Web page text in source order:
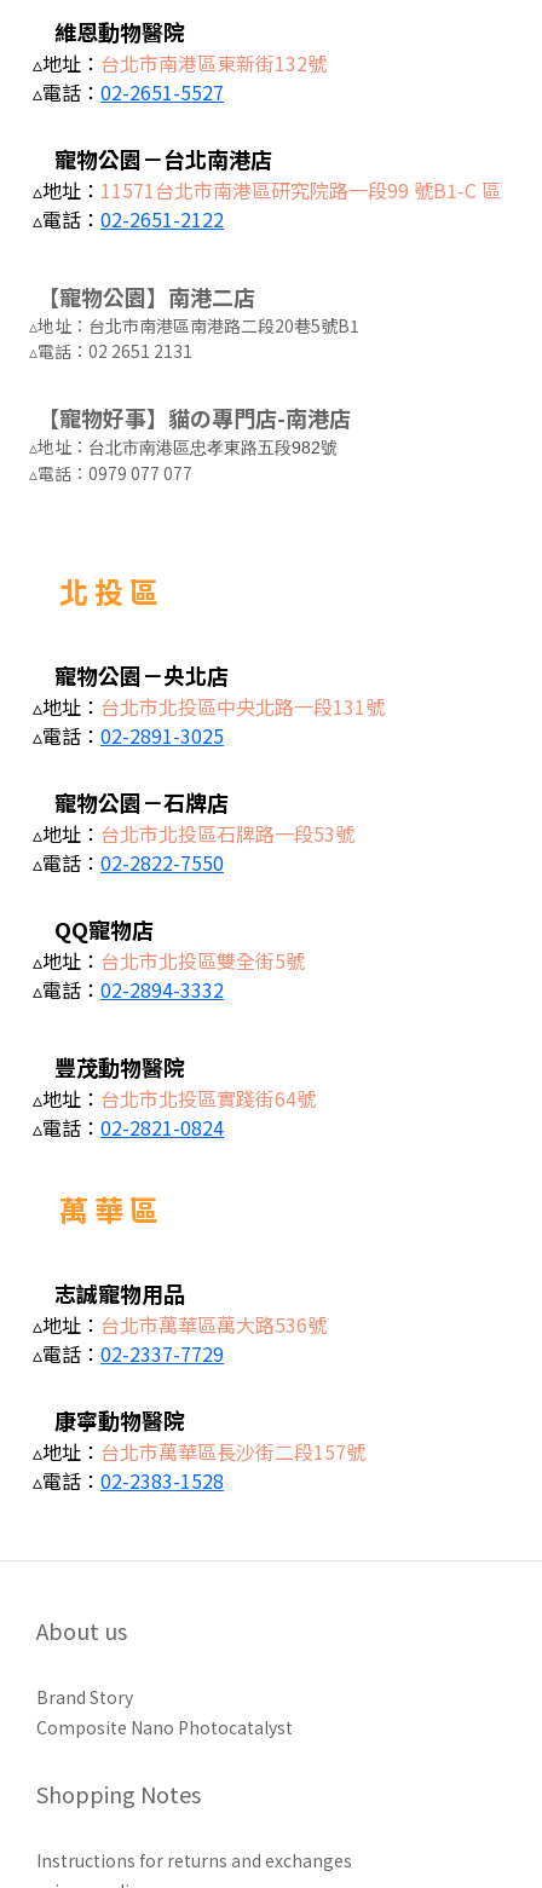
維恩動物醫院
▵地址： 台北市南港區東新街132號
▵電話： 02-2651-5527
寵物公園－台北南港店
▵地址： 11571台北市南港區研究院路一段99 號B1-C 區
▵電話： 02-2651-2122
【寵物公園】南港二店
▵地址：台北市南港區南港路二段20巷5號B1
▵電話： 02 2651 2131
【寵物好事】貓の專門店-南港店
▵地址： 台北市南港區忠孝東路五段982號
▵電話： 0979 077 077
北 投 區
寵物公園－央北店
▵地址： 台北市北投區中央北路一段131號
▵電話： 02-2891-3025
寵物公園－石牌店
▵地址： 台北市北投區石牌路一段53號
▵電話： 02-2822-7550
QQ寵物店
▵地址： 台北市北投區雙全街5號
▵電話： 02-2894-3332
豐茂動物醫院
▵地址： 台北市北投區實踐街64號
▵電話： 02-2821-0824
萬 華 區
志誠寵物用品
▵地址： 台北市萬華區萬大路536號
▵電話： 02-2337-7729
康寧動物醫院
▵地址： 台北市萬華區長沙街二段157號
▵電話： 02-2383-1528
About us
Brand Story
Composite Nano Photocatalyst
Shopping Notes
Instructions for returns and exchanges